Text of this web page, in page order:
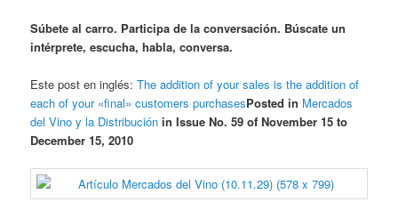
Súbete al carro. Participa de la conversación. Búscate un
intérprete, escucha, habla, conversa.
Este post en inglés:The addition of your sales is the addition of
each of your «final» customers purchasesPosted in Mercados
del Vino y la Distribución in Issue No. 59 of November 15 to
December 15, 2010